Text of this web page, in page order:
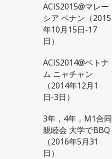
ACIS2015@マレー
シア ペナン（2015
年10月15日-17
日）
ACIS2014@ベトナ
ム ニャチャン
（2014年12月1
日-3日）
3年，4年，M1合同
親睦会 大学でBBQ
（2016年5月31
日）